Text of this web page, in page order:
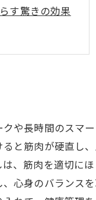
す驚きの効果
取り戻す方法
なステップ
や長時間のスマ
と筋肉が硬直し
、筋肉を適切に
心身のバランス